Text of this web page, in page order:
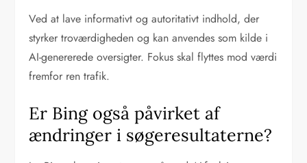
Ved at lave informativt og autoritativt indhold, der
styrker troværdigheden og kan anvendes som kilde i
AI-genererede oversigter. Fokus skal flyttes mod værdi
fremfor ren trafik.
Er Bing også påvirket af
ændringer i søgeresultaterne?